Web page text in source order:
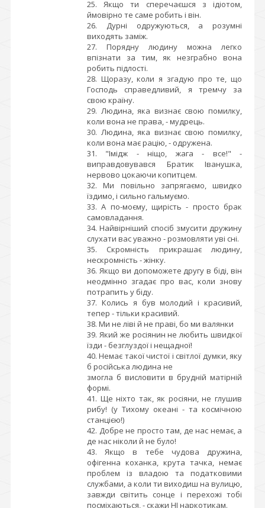
25. Якщо ти сперечаєшся з ідіотом,
ймовірно те саме робить і він.
26. Дурні одружуються, а розумні
виходять заміж.
27. Порядну людину можна легко
впізнати за тим, як незграбно вона
робить підлості.
28. Щоразу, коли я згадую про те, що
Господь справедливий, я тремчу за
свою країну.
29. Людина, яка визнає свою помилку,
коли вона не права, - мудрець.
30. Людина, яка визнає свою помилку,
коли вона має рацію, - одружена.
31. "Імідж - ніщо, жага - все!" -
виправдовувався Братик Іванушка,
нервово цокаючи копитцем.
32. Ми повільно запрягаємо, швидко
їздимо, і сильно гальмуємо.
33. А по-моєму, щирість - просто брак
самовладання.
34. Найвірніший спосіб змусити дружину
слухати вас уважно - розмовляти уві сні.
35. Скромність прикрашає людину,
нескромність - жінку.
36. Якщо ви допоможете другу в біді, він
неодмінно згадає про вас, коли знову
потрапить у біду.
37. Колись я був молодий і красивий,
тепер - тільки красивий.
38. Ми не ліві й не праві, бо ми валянки
39. Який же росіянин не любить швидкої
їзди - безглуздої і нещадної!
40. Немає такої чистої і світлої думки, яку
б російська людина не
змогла б висловити в брудній матірній
формі.
41. Ще ніхто так, як росіяни, не глушив
рибу! (у Тихому океані - та космічною
станцією!)
42. Добре не просто там, де нас немає, а
де нас ніколи й не було!
43. Якщо в тебе чудова дружина,
офігенна коханка, крута тачка, немає
проблем із владою та податковими
службами, а коли ти виходиш на вулицю,
завжди світить сонце і перехожі тобі
посміхаються, - скажи НІ наркотикам.